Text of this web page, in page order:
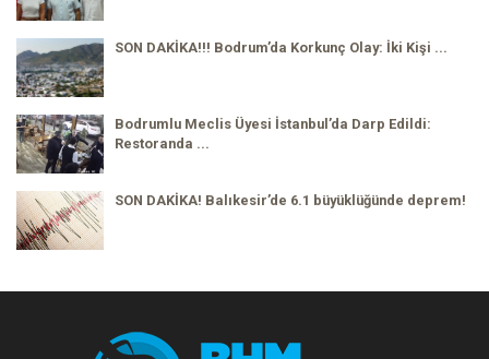
SON DAKİKA!!! Bodrum’da Korkunç Olay: İki Kişi ...
Bodrumlu Meclis Üyesi İstanbul’da Darp Edildi:
Restoranda ...
SON DAKİKA! Balıkesir’de 6.1 büyüklüğünde deprem!